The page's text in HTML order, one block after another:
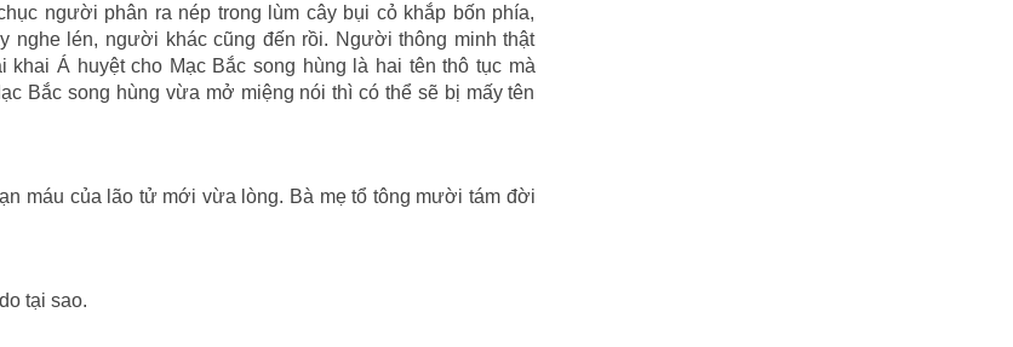
chân
tình
người phân ra nép trong lùm cây bụi cỏ khắp bốn phía,
nghe lén, người khác cũng đến rồi. Người thông minh thật
Á huyệt cho Mạc Bắc song hùng là hai tên thô tục mà
Bắc song hùng vừa mở miệng nói thì có thể sẽ bị mấy tên
máu của lão tử mới vừa lòng. Bà mẹ tổ tông mười tám đời
tại sao.